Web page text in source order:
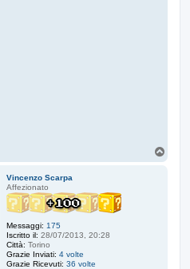
Vincenzo Scarpa
Affezionato
Messaggi: 175
Iscritto il: 28/07/2013, 20:28
Città: Torino
Grazie Inviati: 4 volte
Grazie Ricevuti: 36 volte